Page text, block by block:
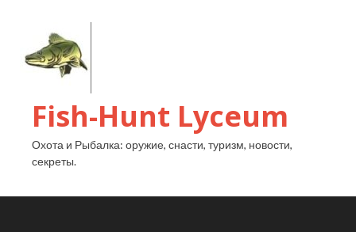
Fish-Hunt Lyceum
Охота и Рыбалка: оружие, снасти, туризм, новости,
секреты.